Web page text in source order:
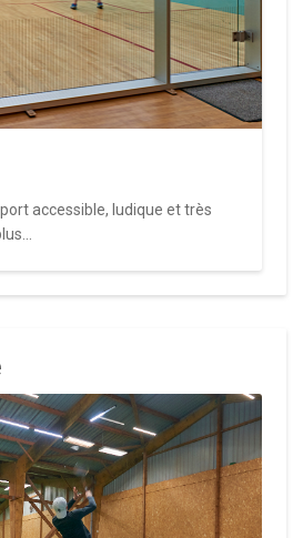
accessible, ludique et très